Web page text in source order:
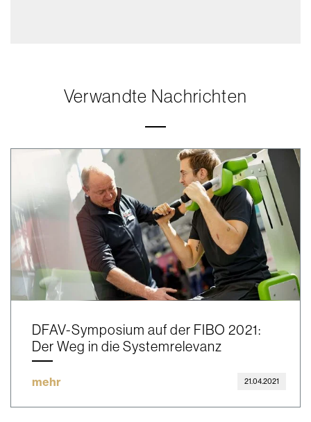
Verwandte Nachrichten
DFAV-Symposium auf der FIBO 2021:
Der Weg in die Systemrelevanz
mehr 21.04.2021